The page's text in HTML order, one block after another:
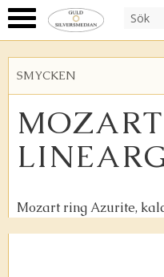
SMYCKEN
Mozart ring Azurite,